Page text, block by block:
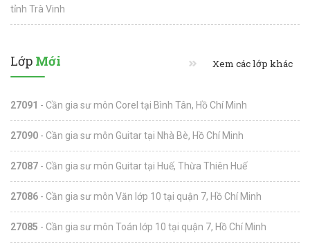
tỉnh Trà Vinh
Lớp Mới Xem các lớp khác
27091 - Cần gia sư môn Corel tại Bình Tân, Hồ Chí Minh
27090 - Cần gia sư môn Guitar tại Nhà Bè, Hồ Chí Minh
27087 - Cần gia sư môn Guitar tại Huế, Thừa Thiên Huế
27086 - Cần gia sư môn Văn lớp 10 tại quận 7, Hồ Chí Minh
27085 - Cần gia sư môn Toán lớp 10 tại quận 7, Hồ Chí Minh